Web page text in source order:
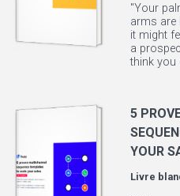
"Your
arms are
it might
a
think you
5
YOUR
Livre